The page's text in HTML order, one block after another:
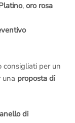
prezzo ma
al numero+39
puoi scrivere
, oro rosa
consigliati per un
una proposta di
di